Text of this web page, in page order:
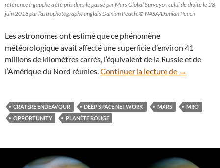
référence à gauche a été pris dans le passé par Mars Global Surveyor, celui de droite le 28
juin 2018 par l’astrophotographe anglais Damian Peach. © NASA/Damian Peach
Les astronomes ont estimé que ce phénomène
météorologique avait affecté une superficie d’environ 41
millions de kilomètres carrés, l’équivalent de la Russie et de
l’Amérique du Nord réunies. Continuer la lecture de A-t-on
→
CRATÈRE ENDEAVOUR DEEP SPACE NETWORK MARS
MRO
OPPORTUNITY
PLANÈTE ROUGE